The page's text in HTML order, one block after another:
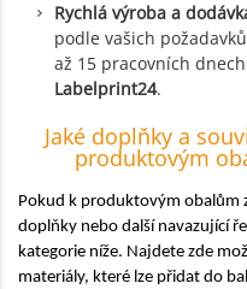
Rychlá výroba a
podle vašich
až 15 pracovních
Labelprint24.
Jaké doplňky a
produktovým
Pokud k produktovým obalům
doplňky nebo další navazující
kategorie níže. Najdete zde
materiály, které lze přidat do